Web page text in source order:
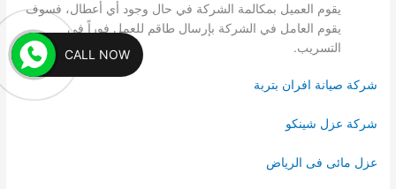
يقوم العميل بمكالمة الشركة في حال وجود أي أعطال، فسوف
يقوم العامل في الشركة بإرسال طاقم للعمل فوراً في
التسريب.
شركة صيانة افران بتربة
شركة عزل شينكو
عزل مائى فى الرياض
CALL NOW